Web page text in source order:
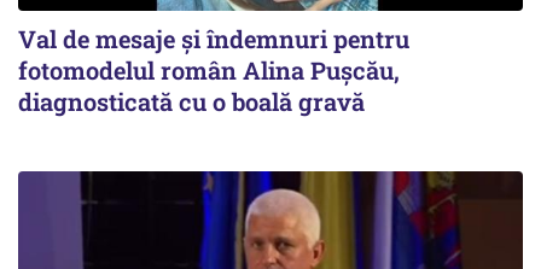
Val de mesaje și îndemnuri pentru
fotomodelul român Alina Pușcău,
diagnosticată cu o boală gravă